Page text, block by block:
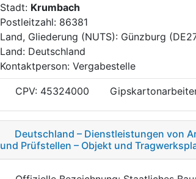
Stadt: Krumbach
Postleitzahl: 86381
Land, Gliederung (NUTS): Günzburg
Land: Deutschland
Kontaktperson: Vergabestelle
CPV: 45324000
Deutschland – Dienstleistungen von
und Prüfstellen – Objekt und